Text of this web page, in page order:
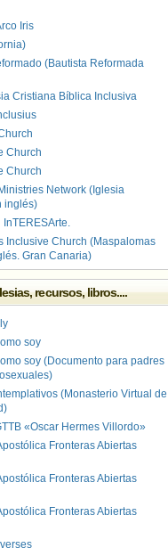
Iris
(Bautista Reformada
Cristiana Bíblica Inclusiva
Church
Church
Network (Iglesia
inglés)
InTERESArte.
Inclusive Church (Maspalomas
Gran Canaria)
recursos, libros....
soy
soy (Documento para padres
(Monasterio Virtual de
«Oscar Hermes Villordo»
Fronteras Abiertas
Fronteras Abiertas
Fronteras Abiertas